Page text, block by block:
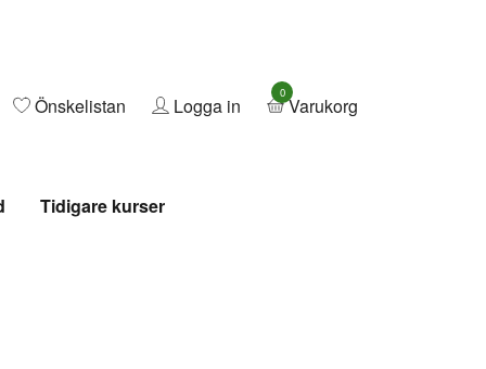
Önskelistan Logga in
0
Varukorg
Tidigare kurser